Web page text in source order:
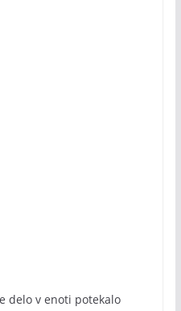
delo v enoti potekalo